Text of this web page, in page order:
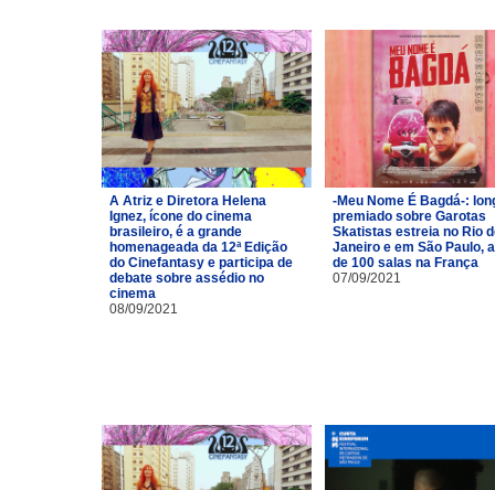
A Atriz e Diretora Helena
Ignez, ícone do cinema
brasileiro, é a grande
homenageada da 12ª Edição
do Cinefantasy e participa de
debate sobre assédio no
cinema
08/09/2021
-Meu Nome É Bagdá-:
premiado sobre Garotas
Skatistas estreia no Rio
Janeiro e em São Paulo,
de 100 salas na França
07/09/2021